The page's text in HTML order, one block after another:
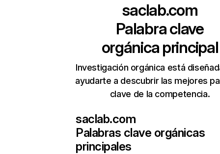
saclab.com
Palabra clave
orgánica principal
Investigación orgánica está
ayudarte a descubrir las mejores
clave de la competencia.
saclab.com
Palabras clave orgánicas
principales